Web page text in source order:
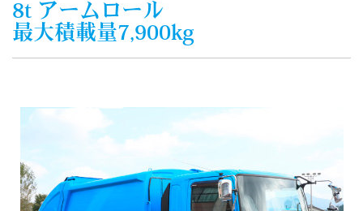
8t アームロール
最大積載量7,900kg